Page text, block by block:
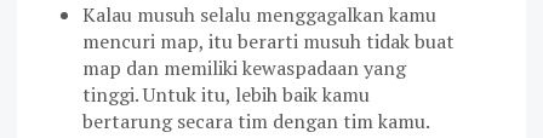
Kalau musuh selalu menggagalkan kamu
mencuri map, itu berarti musuh tidak buat
map dan memiliki kewaspadaan yang
tinggi. Untuk itu, lebih baik kamu
bertarung secara tim dengan tim kamu.